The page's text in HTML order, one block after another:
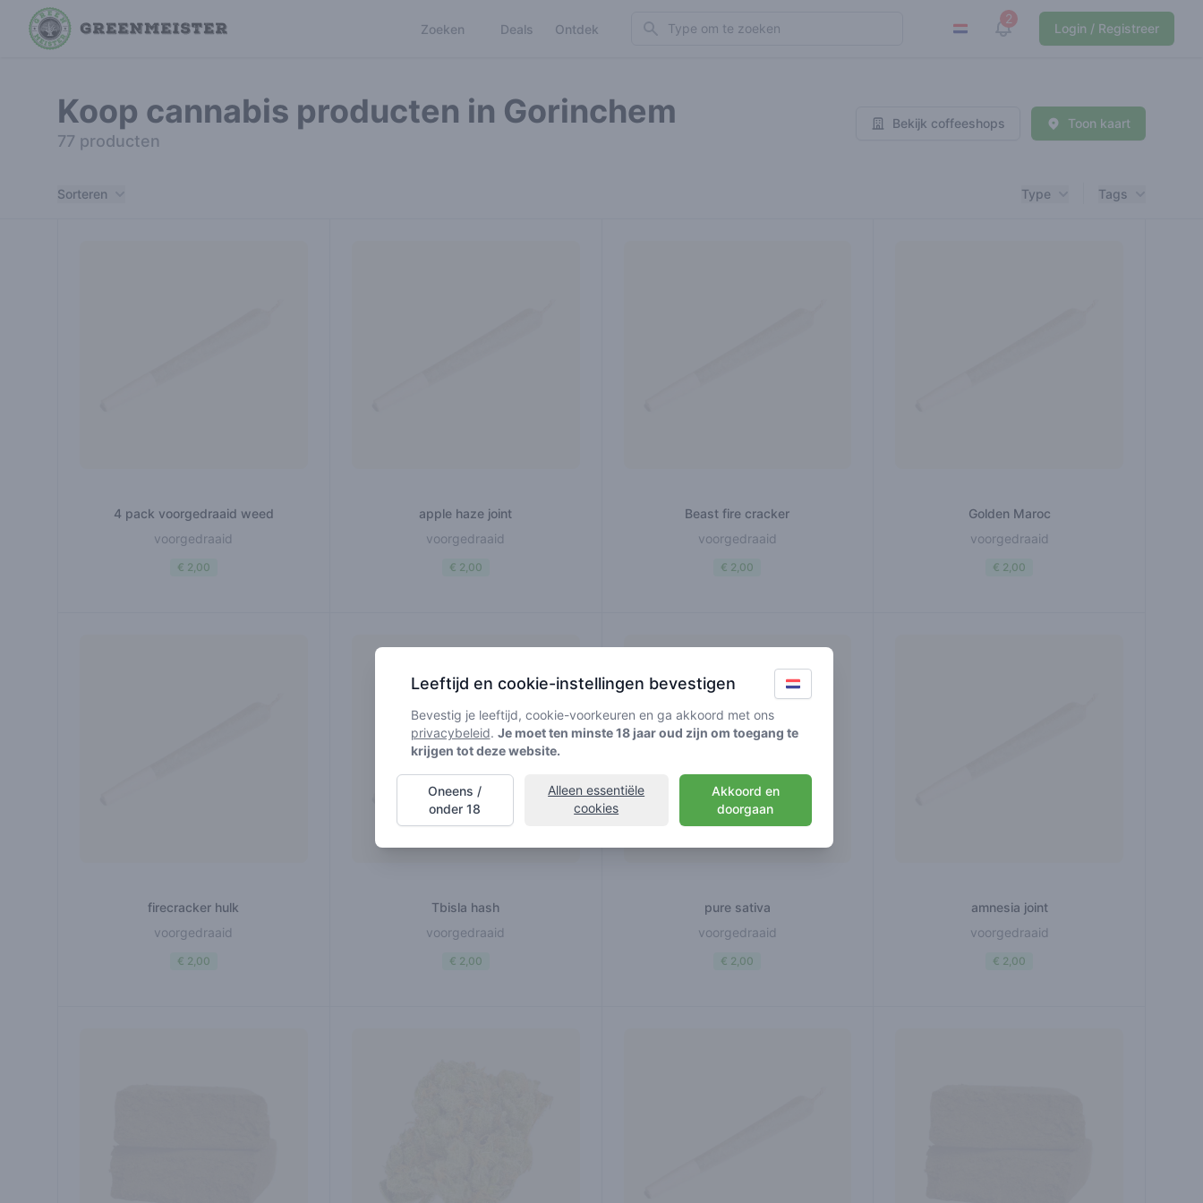
Zoeken Deals Ontdek Search 2
View notifications
Login / Registreer
Koop cannabis producten in Gorinchem
77 producten
Bekijk coffeeshops Toon kaart
Sorteren Type Tags
4 pack voorgedraaid weed
voorgedraaid
€ 2,00
apple haze joint
voorgedraaid
€ 2,00
Beast fire cracker
voorgedraaid
€ 2,00
Golden Maroc
voorgedraaid
€ 2,00
firecracker hulk
voorgedraaid
€ 2,00
Tbisla hash
voorgedraaid
€ 2,00
pure sativa
voorgedraaid
€ 2,00
amnesia joint
voorgedraaid
€ 2,00
Leeftijd en cookie-instellingen bevestigen
Bevestig je leeftijd, cookie-voorkeuren en ga akkoord met ons
privacybeleid. Je moet ten minste 18 jaar oud zijn om toegang te
krijgen tot deze website.
Akkoord en
doorgaan
Alleen essentiële
cookies
Oneens /
onder 18